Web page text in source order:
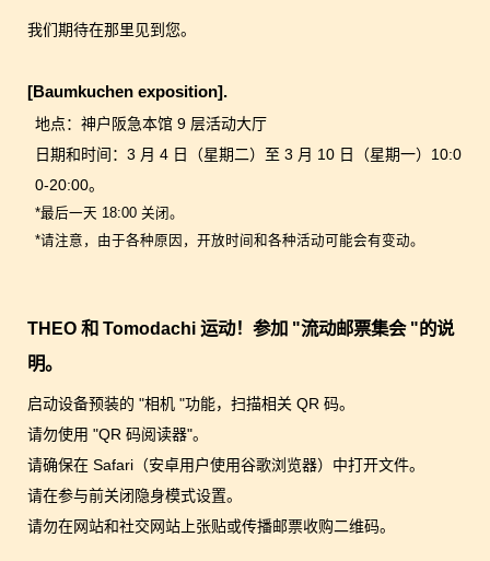
我们期待在那里见到您。
[Baumkuchen exposition].
地点：神户阪急本馆 9 层活动大厅
日期和时间：3 月 4 日（星期二）至 3 月 10 日（星期一）10:0
0-20:00。
*最后一天 18:00 关闭。
*请注意，由于各种原因，开放时间和各种活动可能会有变动。
THEO 和 Tomodachi 运动！参加 "流动邮票集会 "的说
明。
启动设备预装的 "相机 "功能，扫描相关 QR 码。
请勿使用 "QR 码阅读器"。
请确保在 Safari（安卓用户使用谷歌浏览器）中打开文件。
请在参与前关闭隐身模式设置。
请勿在网站和社交网站上张贴或传播邮票收购二维码。